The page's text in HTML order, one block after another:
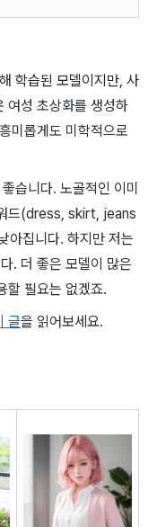
학습된 모델이지만, 사
여성 초상화를 생성하
미롭게도 미학적으로
습니다. 노골적인 이미
드(dress, skirt, jeans
아집니다. 하지만 저는
. 더 좋은 모델이 많은
할 필요는 없겠죠.
글을 읽어보세요.